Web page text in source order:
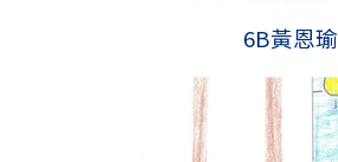
6B黃恩瑜